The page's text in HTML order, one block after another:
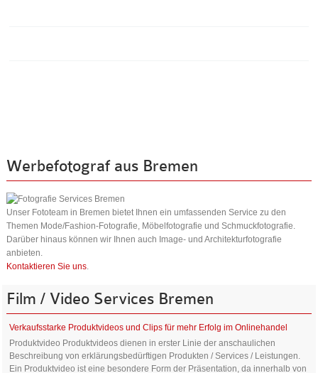
Werbefotograf aus Bremen
Unser Fototeam in Bremen bietet Ihnen ein umfassenden Service zu den
Themen Mode/Fashion-Fotografie, Möbelfotografie und Schmuckfotografie.
Darüber hinaus können wir Ihnen auch Image- und Architekturfotografie
anbieten.
Kontaktieren Sie uns
Film / Video Services Bremen
Verkaufsstarke Produktvideos und Clips für mehr Erfolg im Onlinehandel
Produktvideo Produktvideos dienen in erster Linie der anschaulichen
Beschreibung von erklärungsbedürftigen Produkten / Services / Leistungen.
Ein Produktvideo ist eine besondere Form der Präsentation, da innerhalb von